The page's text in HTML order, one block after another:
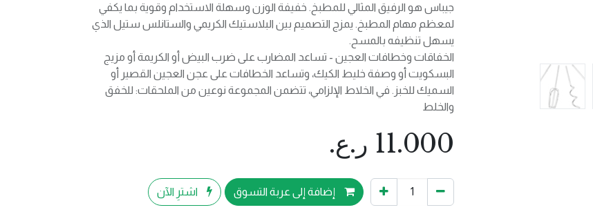
جيباس هو الرفيق المثالي للمطبخ. خفيفة الوزن وسهلة الاستخدام وقوية بما يكفي
لمعظم مهام المطبخ. يمزج التصميم بين البلاستيك الكريمي والستانلس ستيل الذي
يسهل تنظيفه بالمسح.
الخفاقات وخطافات العجين - تساعد المضارب على ضرب البيض أو الكريمة أو مزيج
البسكويت أو وصفة خليط الكيك، وتساعد الخطافات على عجن العجين القصير أو
السميك للخبز. في الخلاط الإلزامي، تتضمن المجموعة نوعين من الملحقات: للخفق
والخلط
11.000 ر.ع.
إضافة إلى عربة التسوق اشترِ الآن